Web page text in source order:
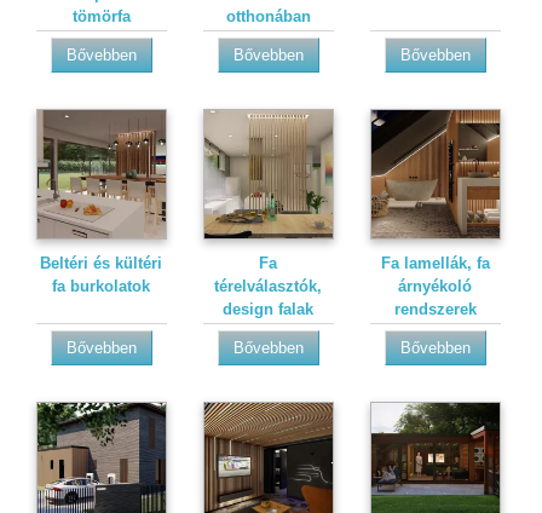
tömörfa
burkolatok
Bővebben
otthonában
Bővebben Bővebben
Beltéri és kültéri
fa burkolatok
Bővebben
Fa
térelválasztók,
design falak
Bővebben
Fa lamellák, fa
árnyékoló
rendszerek
Bővebben